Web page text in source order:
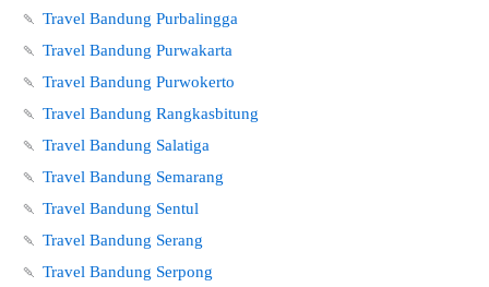
🍡 Travel Bandung Purbalingga
🍡 Travel Bandung Purwakarta
🍡 Travel Bandung Purwokerto
🍡 Travel Bandung Rangkasbitung
🍡 Travel Bandung Salatiga
🍡 Travel Bandung Semarang
🍡 Travel Bandung Sentul
🍡 Travel Bandung Serang
🍡 Travel Bandung Serpong